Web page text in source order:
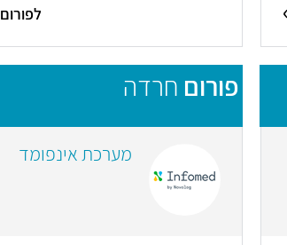
פורום חרדה
מערכת אינפומד